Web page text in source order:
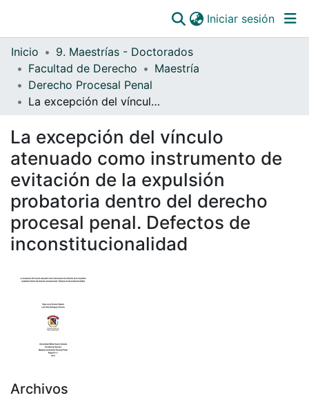
Todo DSpace
Estadísticas
OJS
Paz y salvos
Iniciar sesión
Inicio
9. Maestrías - Doctorados
Facultad de Derecho
Maestría
Derecho Procesal Penal
La excepción del vínculo atenuado como instrumento de evitación de la expulsión probatoria dentro del derecho procesal penal. Defectos de inconstitucionalidad
La excepción del vínculo
atenuado como instrumento de
evitación de la expulsión
probatoria dentro del derecho
procesal penal. Defectos de
inconstitucionalidad
Archivos